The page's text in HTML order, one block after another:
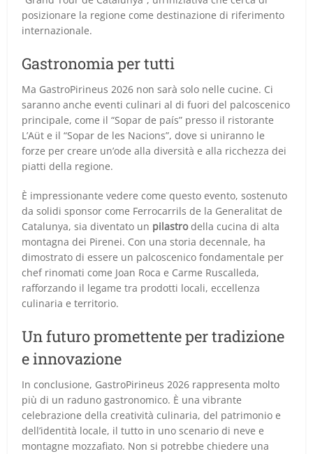
posizionare la regione come destinazione di riferimento
internazionale.
Gastronomia per tutti
Ma GastroPirineus 2026 non sarà solo nelle cucine. Ci
saranno anche eventi culinari al di fuori del palcoscenico
principale, come il “Sopar de país” presso il ristorante
L’Aüt e il “Sopar de les Nacions”, dove si uniranno le
forze per creare un’ode alla diversità e alla ricchezza dei
piatti della regione.
È impressionante vedere come questo evento, sostenuto
da solidi sponsor come Ferrocarrils de la Generalitat de
Catalunya, sia diventato un pilastrodella cucina di alta
montagna dei Pirenei. Con una storia decennale, ha
dimostrato di essere un palcoscenico fondamentale per
chef rinomati come Joan Roca e Carme Ruscalleda,
rafforzando il legame tra prodotti locali, eccellenza
culinaria e territorio.
Un futuro promettente per tradizione
e innovazione
In conclusione, GastroPirineus 2026 rappresenta molto
più di un raduno gastronomico. È una vibrante
celebrazione della creatività culinaria, del patrimonio e
dell’identità locale, il tutto in uno scenario di neve e
montagne mozzafiato. Non si potrebbe chiedere una